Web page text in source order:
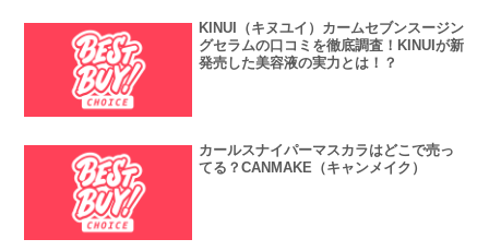
KINUI（キヌユイ）カームセブンスージン
グセラムの口コミを徹底調査！KINUIが新
発売した美容液の実力とは！？
カールスナイパーマスカラはどこで売っ
てる？CANMAKE（キャンメイク）